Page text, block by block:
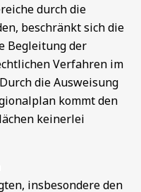
durch die
beschränkt sich die
Begleitung der
Verfahren im
die Ausweisung
kommt den
keinerlei
insbesondere den